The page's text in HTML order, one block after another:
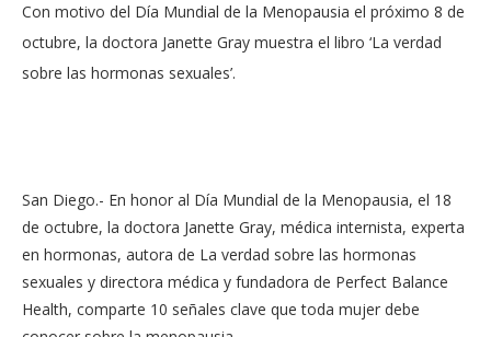
Con motivo del Día Mundial de la Menopausia el próximo 8 de
octubre, la doctora Janette Gray muestra el libro ‘La verdad
sobre las hormonas sexuales’.
San Diego.- En honor al Día Mundial de la Menopausia, el 18
de octubre, la doctora Janette Gray, médica internista, experta
en hormonas, autora de La verdad sobre las hormonas
sexuales y directora médica y fundadora de Perfect Balance
Health, comparte 10 señales clave que toda mujer debe